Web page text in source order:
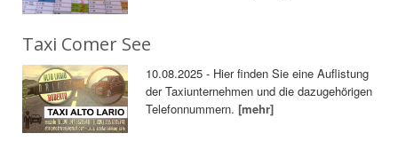
Taxi Comer See
10.08.2025 - Hier finden Sie eine Auflistung
der Taxiunternehmen und die dazugehörigen
Telefonnummern.[mehr]